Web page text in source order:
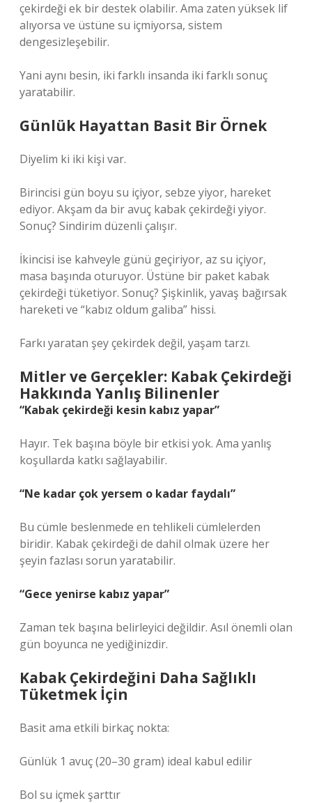
çekirdeği ek bir destek olabilir. Ama zaten yüksek lif
alıyorsa ve üstüne su içmiyorsa, sistem
dengesizleşebilir.
Yani aynı besin, iki farklı insanda iki farklı sonuç
yaratabilir.
Günlük Hayattan Basit Bir Örnek
Diyelim ki iki kişi var.
Birincisi gün boyu su içiyor, sebze yiyor, hareket
ediyor. Akşam da bir avuç kabak çekirdeği yiyor.
Sonuç? Sindirim düzenli çalışır.
İkincisi ise kahveyle günü geçiriyor, az su içiyor,
masa başında oturuyor. Üstüne bir paket kabak
çekirdeği tüketiyor. Sonuç? Şişkinlik, yavaş bağırsak
hareketi ve “kabız oldum galiba” hissi.
Farkı yaratan şey çekirdek değil, yaşam tarzı.
Mitler ve Gerçekler: Kabak Çekirdeği
Hakkında Yanlış Bilinenler
“Kabak çekirdeği kesin kabız yapar”
Hayır. Tek başına böyle bir etkisi yok. Ama yanlış
koşullarda katkı sağlayabilir.
“Ne kadar çok yersem o kadar faydalı”
Bu cümle beslenmede en tehlikeli cümlelerden
biridir. Kabak çekirdeği de dahil olmak üzere her
şeyin fazlası sorun yaratabilir.
“Gece yenirse kabız yapar”
Zaman tek başına belirleyici değildir. Asıl önemli olan
gün boyunca ne yediğinizdir.
Kabak Çekirdeğini Daha Sağlıklı
Tüketmek İçin
Basit ama etkili birkaç nokta:
Günlük 1 avuç (20–30 gram) ideal kabul edilir
Bol su içmek şarttır